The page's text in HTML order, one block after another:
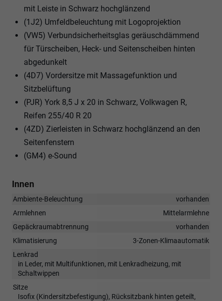
mit Leiste in Schwarz hochglänzend
(1J2) Umfeldbeleuchtung mit Logoprojektion
(VW5) Verbundsicherheitsglas geräuschdämmend
für Türscheiben, Heck- und Seitenscheiben hinten
abgedunkelt
(4D7) Vordersitze mit Massagefunktion und
Sitzbelüftung
(PJR) York 8,5 J x 20 in Schwarz, Volkwagen R,
Reifen 255/40 R 20
(4ZD) Zierleisten in Schwarz hochglänzend an den
Seitenfenstern
(GM4) e-Sound
Innen
Ambiente-Beleuchtung
vorhanden
Armlehnen
Mittelarmlehne
Gepäckraumabtrennung
vorhanden
Klimatisierung
3-Zonen-Klimaautomatik
Lenkrad
in Leder, mit Multifunktionen, mit Lenkradheizung, mit
Schaltwippen
Sitze
Isofix (Kindersitzbefestigung), Rücksitzbank hinten geteilt,